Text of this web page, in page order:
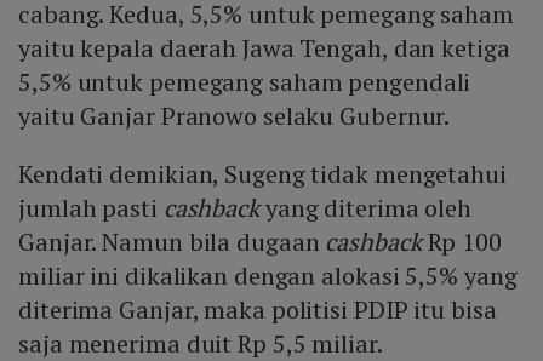
cabang. Kedua, 5,5% untuk pemegang saham
yaitu kepala daerah Jawa Tengah, dan ketiga
5,5% untuk pemegang saham pengendali
yaitu Ganjar Pranowo selaku Gubernur.
Kendati demikian, Sugeng tidak mengetahui
jumlah pasti cashbackyang diterima oleh
Ganjar. Namun bila dugaan cashbackRp 100
miliar ini dikalikan dengan alokasi 5,5% yang
diterima Ganjar, maka politisi PDIP itu bisa
saja menerima duit Rp 5,5 miliar.